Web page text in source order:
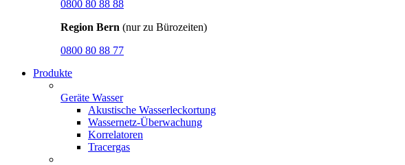
0800 80 88 88
Region Bern (nur zu Bürozeiten)
0800 80 88 77
Produkte
Geräte Wasser
Akustische Wasserleckortung
Wassernetz-Überwachung
Korrelatoren
Tracergas